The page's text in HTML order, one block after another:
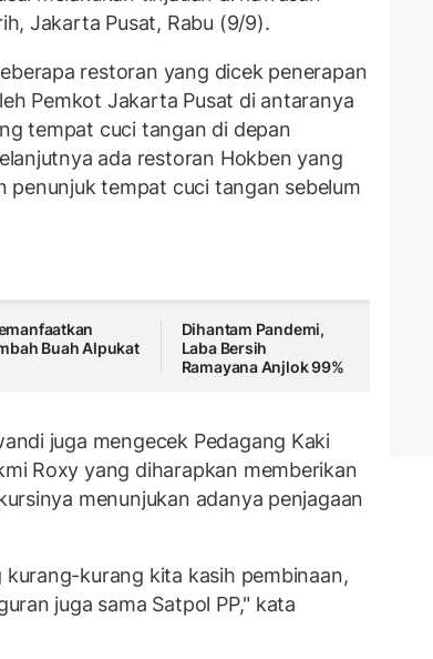
Jakarta Pusat, Rabu (9/9).
restoran yang dicek penerapan
Pemkot Jakarta Pusat di antaranya
tempat cuci tangan di depan
ada restoran Hokben yang
penunjuk tempat cuci tangan sebelum
Buah Alpukat
Dihantam Pandemi,
Laba Bersih
Ramayana Anjlok 99%
juga mengecek Pedagang Kaki
Roxy yang diharapkan memberikan
menunjukan adanya penjagaan
kurang kita kasih pembinaan,
juga sama Satpol PP," kata